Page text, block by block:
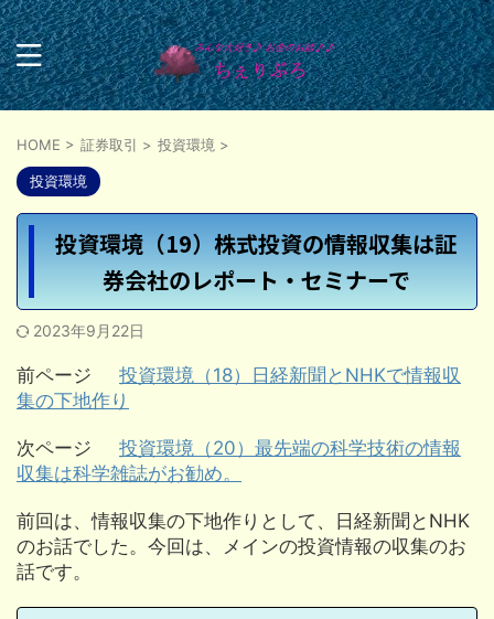
HOME > 証券取引 > 投資環境 >
投資環境
投資環境（19）株式投資の情報収集は証
券会社のレポート・セミナーで
2023年9月22日
前ページ 投資環境（18）日経新聞とNHKで情報収
集の下地作り
次ページ 投資環境（20）最先端の科学技術の情報
収集は科学雑誌がお勧め。
前回は、情報収集の下地作りとして、日経新聞とNHK
のお話でした。今回は、メインの投資情報の収集のお
話です。